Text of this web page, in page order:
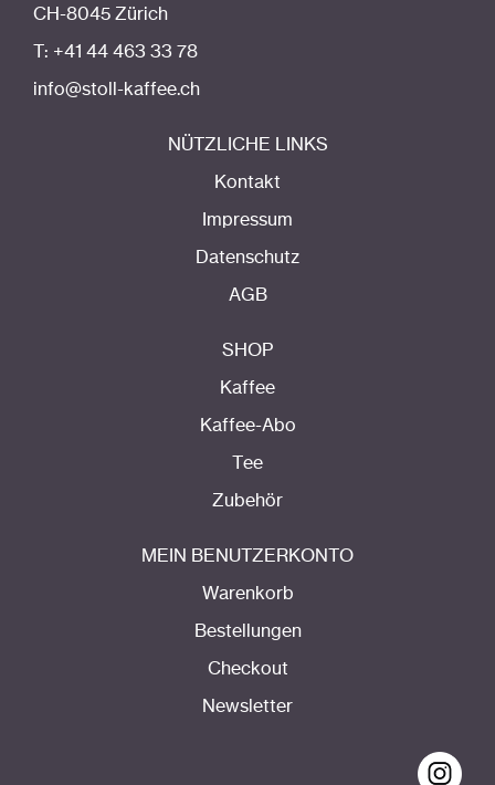
CH-8045 Zürich
T: +41 44 463 33 78
info@stoll-kaffee.ch
NÜTZLICHE LINKS
Kontakt
Impressum
Datenschutz
AGB
SHOP
Kaffee
Kaffee-Abo
Tee
Zubehör
MEIN BENUTZERKONTO
Warenkorb
Bestellungen
Checkout
Newsletter